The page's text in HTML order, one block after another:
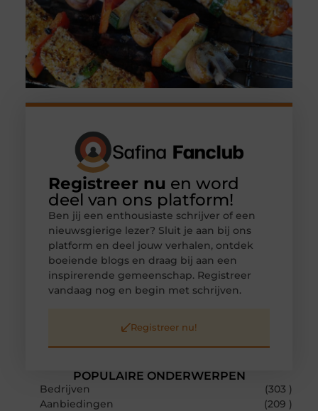
POPULAIRE ONDERWERPEN
Bedrijven
(303 )
Aanbiedingen
(209 )
Registreer nu en word
deel van ons platform!
Ben jij een enthousiaste schrijver of een
nieuwsgierige lezer? Sluit je aan bij ons
platform en deel jouw verhalen, ontdek
boeiende blogs en draag bij aan een
inspirerende gemeenschap. Registreer
vandaag nog en begin met schrijven.
Registreer nu!